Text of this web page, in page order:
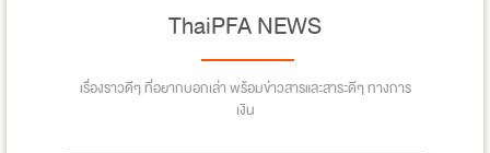
ThaiPFA NEWS
เรื่องราวดีๆ ที่อยากบอกเล่า พร้อมข่าวสารและสาระดีๆ ทางการ
เงิน